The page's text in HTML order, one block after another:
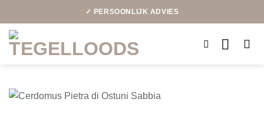
naar
inhoud
✓ PERSOONLIJK ADVIES